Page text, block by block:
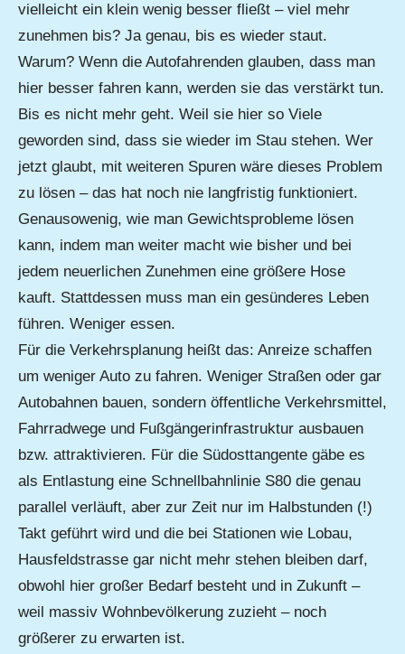
vielleicht ein klein wenig besser fließt – viel mehr
zunehmen bis? Ja genau, bis es wieder staut.
Warum? Wenn die Autofahrenden glauben, dass man
hier besser fahren kann, werden sie das verstärkt tun.
Bis es nicht mehr geht. Weil sie hier so Viele
geworden sind, dass sie wieder im Stau stehen. Wer
jetzt glaubt, mit weiteren Spuren wäre dieses Problem
zu lösen – das hat noch nie langfristig funktioniert.
Genausowenig, wie man Gewichtsprobleme lösen
kann, indem man weiter macht wie bisher und bei
jedem neuerlichen Zunehmen eine größere Hose
kauft. Stattdessen muss man ein gesünderes Leben
führen. Weniger essen.
Für die Verkehrsplanung heißt das: Anreize schaffen
um weniger Auto zu fahren. Weniger Straßen oder gar
Autobahnen bauen, sondern öffentliche Verkehrsmittel,
Fahrradwege und Fußgängerinfrastruktur ausbauen
bzw. attraktivieren. Für die Südosttangente gäbe es
als Entlastung eine Schnellbahnlinie S80 die genau
parallel verläuft, aber zur Zeit nur im Halbstunden (!)
Takt geführt wird und die bei Stationen wie Lobau,
Hausfeldstrasse gar nicht mehr stehen bleiben darf,
obwohl hier großer Bedarf besteht und in Zukunft –
weil massiv Wohnbevölkerung zuzieht – noch
größerer zu erwarten ist.